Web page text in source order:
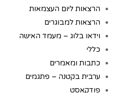
הרצאות ליום העצמאות
הרצאות למבוגרים
וידאו בלוג – מעמד האישה
כללי
כתבות ומאמרים
ערבית בקטנה – פתגמים
פודקאסט